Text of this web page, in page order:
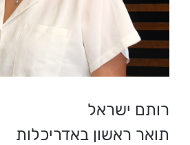
רותם ישראל
תואר ראשון באדריכלות